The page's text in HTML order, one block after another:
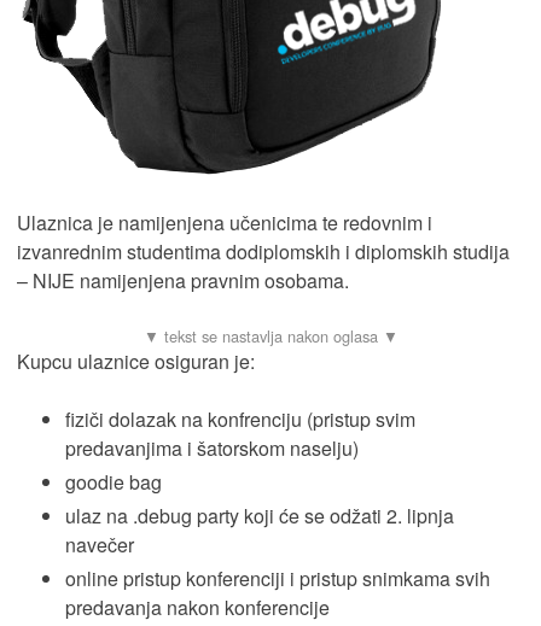
Ulaznica je namijenjena učenicima te redovnim i
izvanrednim studentima dodiplomskih i diplomskih studija
– NIJE namijenjena pravnim osobama.
Kupcu ulaznice osiguran je:
fiziči dolazak na konfrenciju (pristup svim
predavanjima i šatorskom naselju)
goodie bag
ulaz na .debug party koji će se odžati 2. lipnja
navečer
online pristup konferenciji i pristup snimkama svih
predavanja nakon konferencije